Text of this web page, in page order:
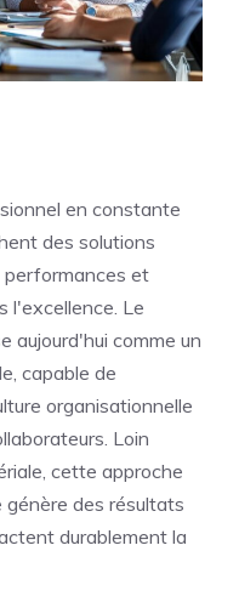
en constante
des solutions
performances et
l'excellence. Le
aujourd'hui comme un
capable de
organisationnelle
Loin
cette approche
des résultats
durablement la